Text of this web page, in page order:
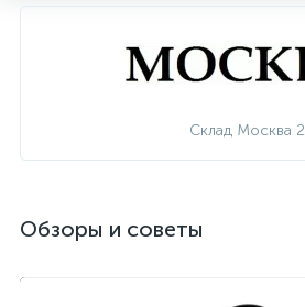
Склад Москва 2
Обзоры и советы